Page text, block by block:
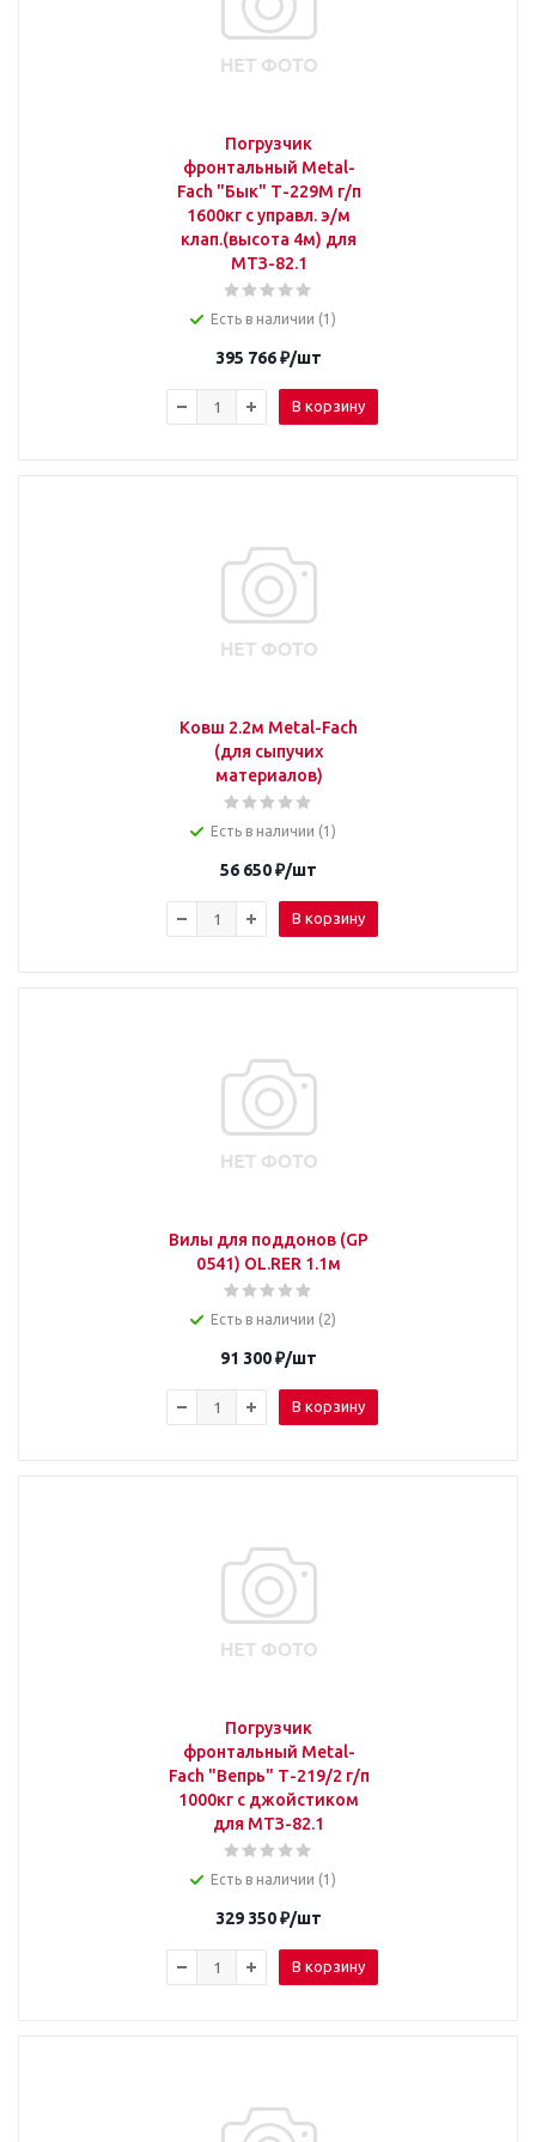
Погрузчик
фронтальный Metal-
Fach "Бык" Т-229М г/п
1600кг с управл. э/м
клап.(высота 4м) для
МТЗ-82.1
Есть в наличии (1)
395 766₽/шт
В корзину
Ковш 2.2м Metal-Fach
(для сыпучих
материалов)
Есть в наличии (1)
56 650₽/шт
В корзину
Вилы для поддонов (GP
0541) OL.RER 1.1м
Есть в наличии (2)
91 300₽/шт
В корзину
Погрузчик
фронтальный Metal-
Fach "Вепрь" Т-219/2 г/п
1000кг с джойстиком
для МТЗ-82.1
Есть в наличии (1)
329 350₽/шт
В корзину